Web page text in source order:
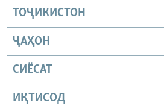
ТОҶИКИСТОН
ҶАҲОН
СИЁСАТ
ИҚТИСОД